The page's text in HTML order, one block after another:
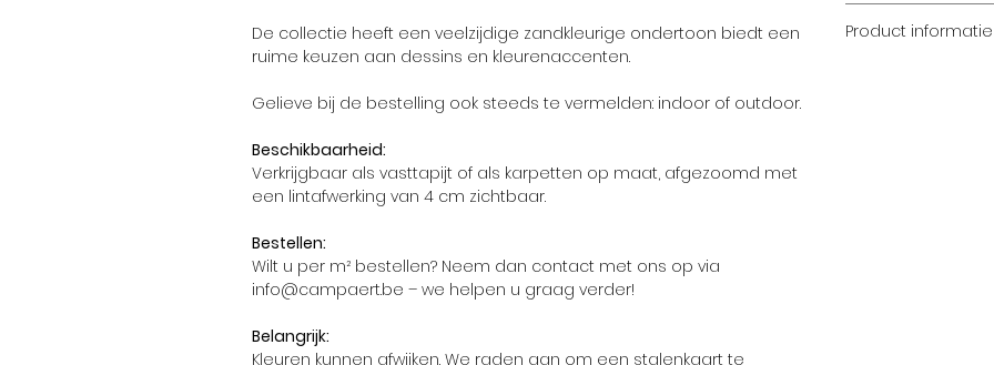
De collectie heeft een veelzijdige zandkleurige ondertoon biedt een
ruime keuzen aan dessins en kleurenaccenten.
Gelieve bij de bestelling ook steeds te vermelden: indoor of outdoor.
Beschikbaarheid:
Verkrijgbaar als vasttapijt of als karpetten op maat, afgezoomd met
een lintafwerking van 4 cm zichtbaar.
Bestellen:
Wilt u per m² bestellen? Neem dan contact met ons op via
info@campaert.be – we helpen u graag verder!
Belangrijk:
Kleuren kunnen afwijken. We raden aan om een stalenkaart te
Structuur
Product informatie